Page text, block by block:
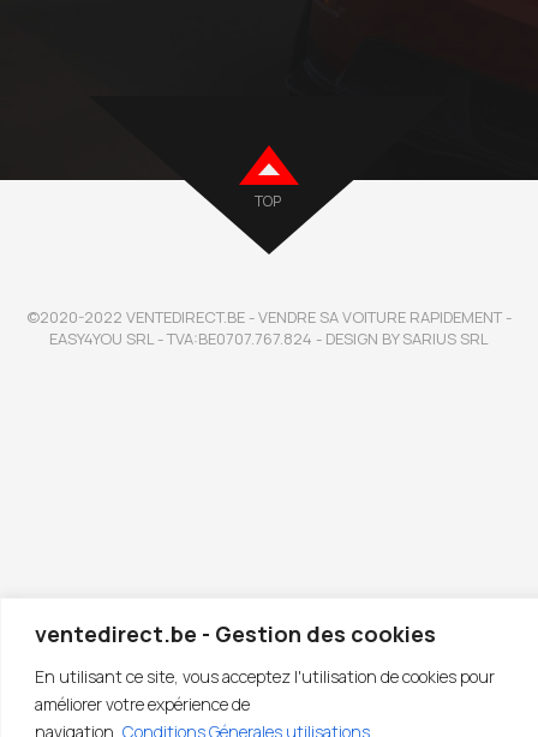
ventedirect.be - Gestion des cookies
En utilisant ce site, vous acceptez l'utilisation de cookies pour
améliorer votre expérience de
navigation. Conditions Génerales utilisations
TOP
©2020-2022 VENTEDIRECT.BE - VENDRE SA VOITURE RAPIDEMENT -
EASY4YOU SRL - TVA:BE0707.767.824 - DESIGN BY SARIUS SRL